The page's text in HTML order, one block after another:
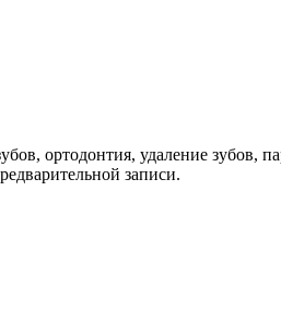
ортодонтия, удаление зубов,
записи.